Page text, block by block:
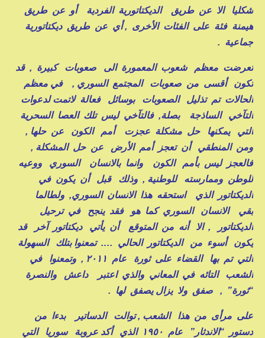
شكليا الا عن طريق الديكتاتورية الفردية أو عن طريق
هيمنة فئة على الفئات الأخرى , أي عن طريق ديكتاتورية
جماعية .
تعرضت معظم شعوب المعمورة الى صعوبات كبيرة , قد
تكون أقسى من صعوبات المجتمع السوري , في معظم
الحالات تم تذليل الصعوبات بوسائل فعالة لاتمت لدعوات
التآخي الساذجة بصلة, فالتآخي ليس تلك العصا السحرية
التي يمكنها حل مشكلة عجزت أمم الكون عن حلها ,
ومن المنطقي أن تعجز أمم الأرض عن حل المشكلة ,
فالعجز ليس بأمم الكون وانما بالانسان السوري ووعيه
للوطن وممارسته للوطنية , وذلك قبل أن يكون في
الديكتاتور الذي استحقه هذا الانسان السوري, ولطالما
بقي الانسان السوري كما هو فقد ينجح في ترحيل
الديكتاتور , الا أنه من المتوقع أن يأتي ديكتاتور آخر قد
يكون أسوء من الديكتاتور الحالي …. تمعنوا بتلك السهولة
التي تم بها القضاء على ثورة عام ٢٠١١ , وتمعنوا في
الشعب التائه في المعاني والذي اعتبر داعش والنصرة
“ثورة” , صفق ولا يزال يصفق لها .
على مرأى من هذا الشعب , توالت الدساتير بدءا من
دستور “الاندثار” عام ١٩٥٠ الذي أكد عروبة سوريا التي